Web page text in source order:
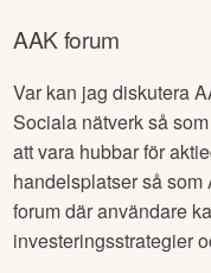
AAKforum
Var kan jag diskutera
Sociala nätverk så
att vara hubbar för
handelsplatser så
forum där användare
investeringsstrategier